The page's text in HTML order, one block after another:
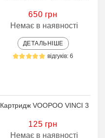
650 грн
Немає в наявності
ДЕТАЛЬНІШЕ
відгуків: 6
Картридж VOOPOO VINCI 3
125 грн
Немає в наявності